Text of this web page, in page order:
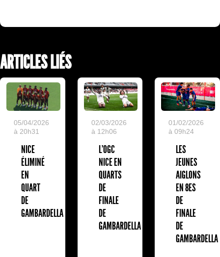
ARTICLES LIÉS
05/04/2026
à 20h31
NICE
ÉLIMINÉ
EN
QUART
DE
GAMBARDELLA
02/03/2026
à 12h06
L'OGC
NICE EN
QUARTS
DE
FINALE
DE
GAMBARDELLA
01/02/2026
à 09h24
LES
JEUNES
AIGLONS
EN 8ES
DE
FINALE
DE
GAMBARDELLA